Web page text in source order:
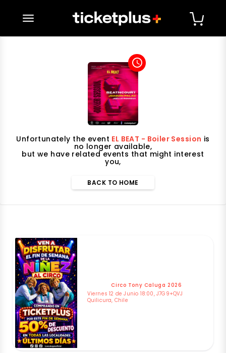
desplegar navegación
access_time
Unfortunately the event EL BEAT - Boiler Session is
no longer available,
but we have related events that might interest
you,
BACK TO HOME
Circo Tony Caluga 2026
Viernes 12 de Junio 18:00, J7G9+QVJ
Quilicura, Chile